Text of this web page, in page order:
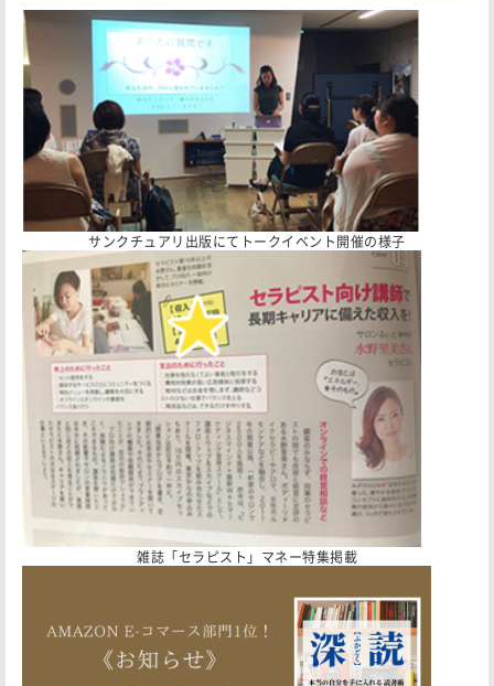
サンクチュアリ出版にてトークイベント開催の様子
雑誌「セラピスト」マネー特集掲載